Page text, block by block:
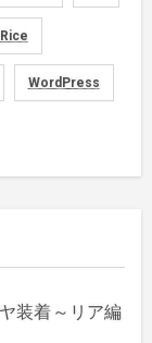
(149)
(6)
Rice
WordPress
装着～リア編